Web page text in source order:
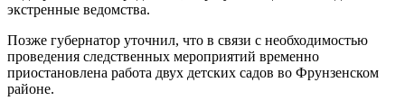
экстренные ведомства.
Позже губернатор уточнил, что в связи с необходимостью
проведения следственных мероприятий временно
приостановлена работа двух детских садов во Фрунзенском
районе.